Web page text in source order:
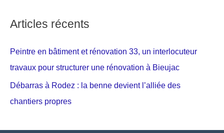
Articles récents
Peintre en bâtiment et rénovation 33, un interlocuteur
travaux pour structurer une rénovation à Bieujac
Débarras à Rodez : la benne devient l’alliée des
chantiers propres